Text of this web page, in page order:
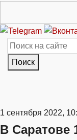
Поиск
1 сентября 2022,
В Саратове